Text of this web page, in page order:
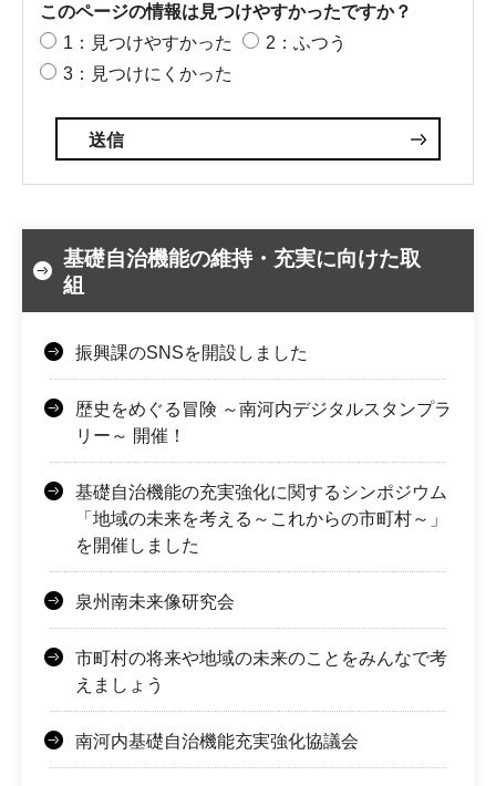
このページの情報は見つけやすかったですか？
1：見つけやすかった
2：ふつう
3：見つけにくかった
基礎自治機能の維持・充実に向けた取
組
振興課のSNSを開設しました
歴史をめぐる冒険 ～南河内デジタルスタンプラ
リー～ 開催！
基礎自治機能の充実強化に関するシンポジウム
「地域の未来を考える～これからの市町村～」
を開催しました
泉州南未来像研究会
市町村の将来や地域の未来のことをみんなで考
えましょう
南河内基礎自治機能充実強化協議会